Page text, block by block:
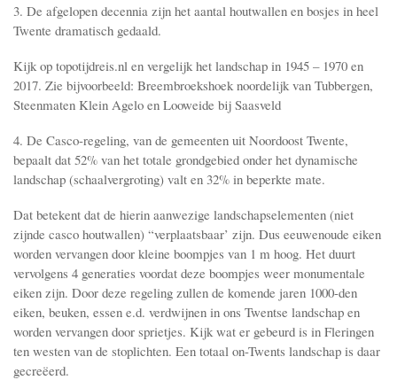
3. De afgelopen decennia zijn het aantal houtwallen en bosjes in heel
Twente dramatisch gedaald.
Kijk op topotijdreis.nl en vergelijk het landschap in 1945 – 1970 en
2017. Zie bijvoorbeeld: Breembroekshoek noordelijk van Tubbergen,
Steenmaten Klein Agelo en Looweide bij Saasveld
4. De Casco-regeling, van de gemeenten uit Noordoost Twente,
bepaalt dat 52% van het totale grondgebied onder het dynamische
landschap (schaalvergroting) valt en 32% in beperkte mate.
Dat betekent dat de hierin aanwezige landschapselementen (niet
zijnde casco houtwallen) “verplaatsbaar’ zijn. Dus eeuwenoude eiken
worden vervangen door kleine boompjes van 1 m hoog. Het duurt
vervolgens 4 generaties voordat deze boompjes weer monumentale
eiken zijn. Door deze regeling zullen de komende jaren 1000-den
eiken, beuken, essen e.d. verdwijnen in ons Twentse landschap en
worden vervangen door sprietjes. Kijk wat er gebeurd is in Fleringen
ten westen van de stoplichten. Een totaal on-Twents landschap is daar
gecreëerd.